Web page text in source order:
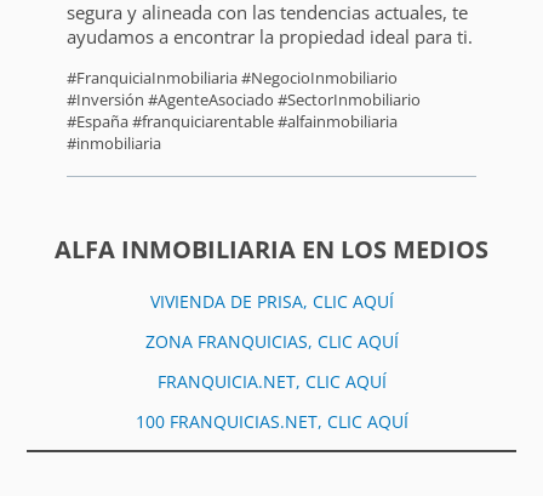
segura y alineada con las tendencias actuales, te
ayudamos a encontrar la propiedad ideal para ti.
#FranquiciaInmobiliaria #NegocioInmobiliario
#Inversión #AgenteAsociado #SectorInmobiliario
#España #franquiciarentable #alfainmobiliaria
#inmobiliaria
ALFA INMOBILIARIA EN LOS MEDIOS
VIVIENDA DE PRISA, CLIC AQUÍ
ZONA FRANQUICIAS, CLIC AQUÍ
FRANQUICIA.NET, CLIC AQUÍ
100 FRANQUICIAS.NET, CLIC AQUÍ